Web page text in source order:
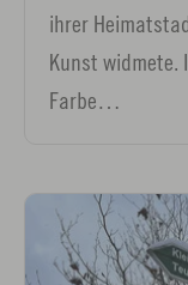
ihrer
Kunst widmete.
Farbe…